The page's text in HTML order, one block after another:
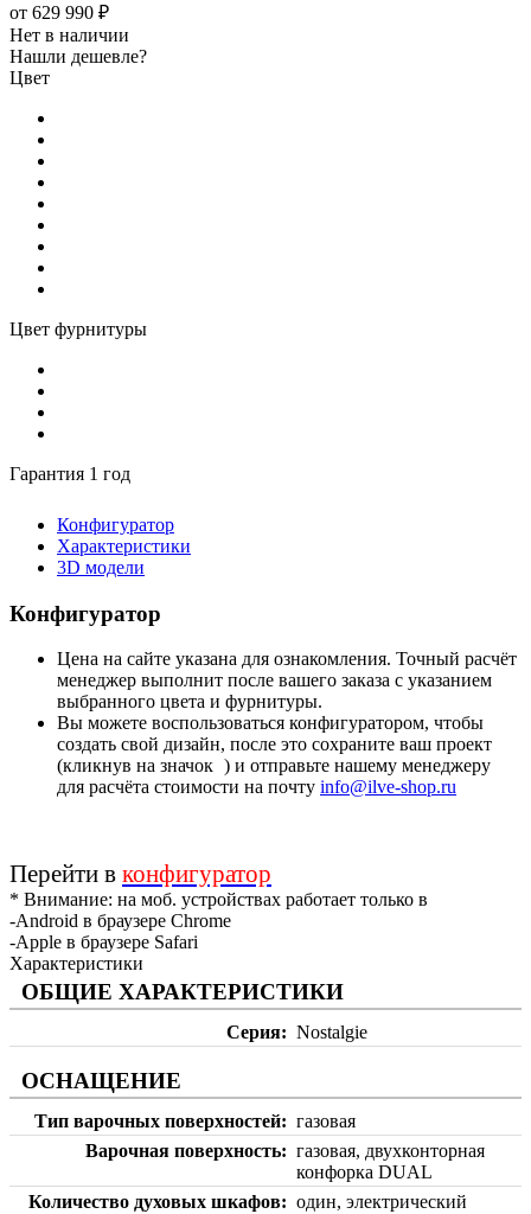
от 629 990 ₽
Нет в наличии
Нашли дешевле?
Цвет
Цвет фурнитуры
Гарантия 1 год
Конфигуратор
Характеристики
3D модели
Конфигуратор
Цена на сайте указана для ознакомления. Точный расчёт
менеджер выполнит после вашего заказа с указанием
выбранного цвета и фурнитуры.
Вы можете воспользоваться конфигуратором, чтобы
создать свой дизайн, после это сохраните ваш проект
(кликнув на значок ) и отправьте нашему менеджеру
для расчёта стоимости на почту info@ilve-shop.ru
Перейти в конфигуратор
* Внимание: на моб. устройствах работает только в
-Android в браузере Chrome
-Apple в браузере Safari
Характеристики
ОБЩИЕ ХАРАКТЕРИСТИКИ
Серия Nostalgie
ОСНАЩЕНИЕ
Тип варочных поверхностей
газовая
Варочная поверхность
газовая, двухконторная
конфорка DUAL
Количество духовых шкафов
один, электрический